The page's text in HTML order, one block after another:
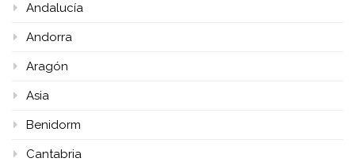
Andalucía
Andorra
Aragón
Asia
Benidorm
Cantabria